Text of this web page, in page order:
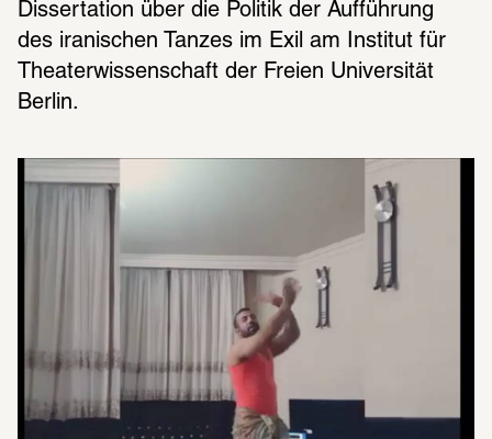
Dissertation über die Politik der Aufführung
des iranischen Tanzes im Exil am Institut für
Theaterwissenschaft der Freien Universität
Berlin.